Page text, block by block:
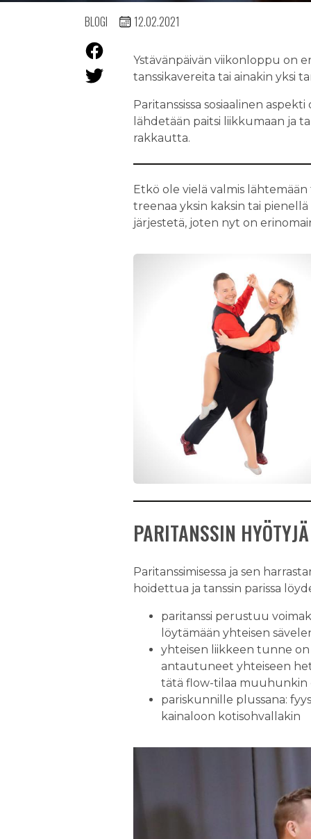
BLOGI 12.02.2021
Ystävänpäivän viikonloppu on
tanssikavereita tai ainakin yksi
Paritanssissa sosiaalinen
lähdetään paitsi liikkumaan ja
rakkautta.
Etkö ole vielä valmis
treenaa yksin kaksin tai
järjestetä, joten nyt on
PARITANSSIN HYÖTYJÄ
Paritanssimisessa ja sen
hoidettua ja tanssin parissa
paritanssi perustuu
löytämään yhteisen
yhteisen liikkeen tunne
antautuneet yhteiseen
tätä flow-tilaa muuhunkin
pariskunnille plussana:
kainaloon kotisohvallakin